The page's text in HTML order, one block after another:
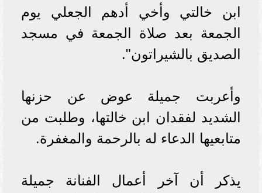
ابن خالتي وأخي أدهم الجعلي يوم
الجمعة بعد صلاة الجمعة في مسجد
الصديق بالشيراتون".
وأعربت جميلة عوض عن حزنها
الشديد لفقدان ابن خالتها، وطلبت من
متابعيها الدعاء له بالرحمة والمغفرة.
يذكر أن آخر أعمال الفنانة جميلة